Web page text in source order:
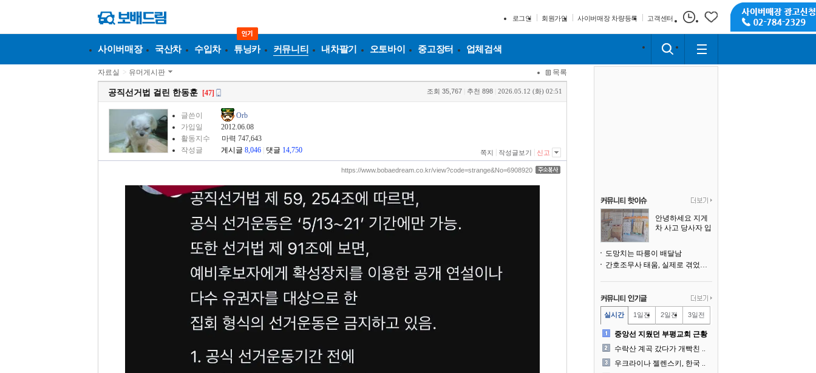
로그인 회원가입 사이버매장 차량등록 고객센터
사이버매장 국산차 수입차 튜닝카 커뮤니티 내차팔기 오토바이 중고장터 업체검색
자료실 > 유머게시판 목록
공직선거법 걸린 한동훈 [47] 조회 35,767 추천 898 2026.05.12 (화) 02:51
글쓴이
Orb
가입일
2012.06.08
활동지수
마력 747,643
작성글
게시글 8,046 댓글 14,750 쪽지 작성글보기 신고
https://www.bobaedream.co.kr/view?code=strange&No=6908920
안녕하세요 지게
차 사고 당사자 입
도망치는 따릉이 배달남
간호조무사 태움, 실제로 겪었습니다
실시간 1일전 2일전 3일전
중앙선 지웠던 부평교회 근황
수락산 계곡 갔다가 개빡친 ..
우크라이나 젤렌스키, 한국 ..